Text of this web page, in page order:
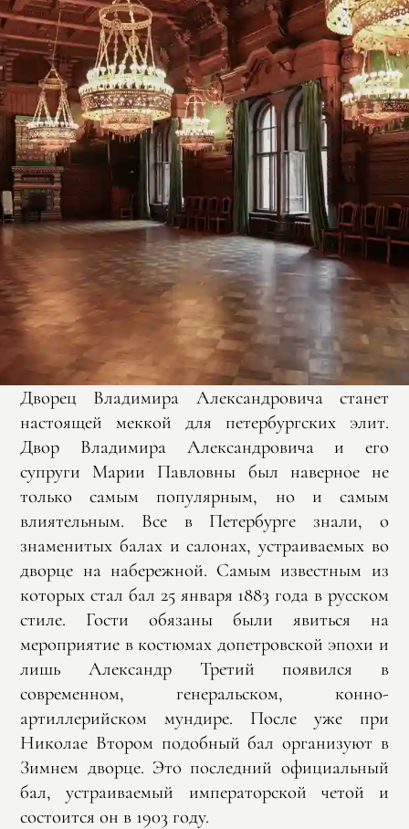
Дворец Владимира Александровича станет
настоящей меккой для петербургских элит.
Двор Владимира Александровича и его
супруги Марии Павловны был наверное не
только самым популярным, но и самым
влиятельным. Все в Петербурге знали, о
знаменитых балах и салонах, устраиваемых во
дворце на набережной. Самым известным из
которых стал бал 25 января 1883 года в русском
стиле. Гости обязаны были явиться на
мероприятие в костюмах допетровской эпохи и
лишь Александр Третий появился в
современном, генеральском, конно-
артиллерийском мундире. После уже при
Николае Втором подобный бал организуют в
Зимнем дворце. Это последний официальный
бал, устраиваемый императорской четой и
состоится он в 1903 году.